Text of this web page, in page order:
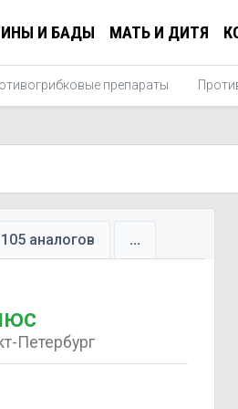
И БАДЫ МАТЬ И ДИТЯ
препараты
105 аналогов ...
Петербург